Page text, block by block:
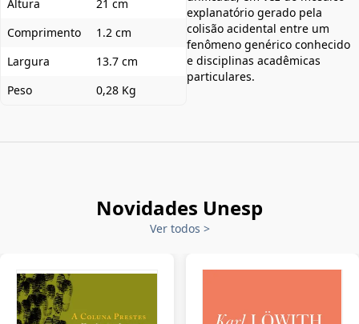
Altura
21 cm
Comprimento
1.2 cm
Largura
13.7 cm
Peso
0,28 Kg
explanatório gerado pela
colisão acidental entre um
fenômeno genérico conhecido
e disciplinas acadêmicas
particulares.
Novidades Unesp
Ver todos >